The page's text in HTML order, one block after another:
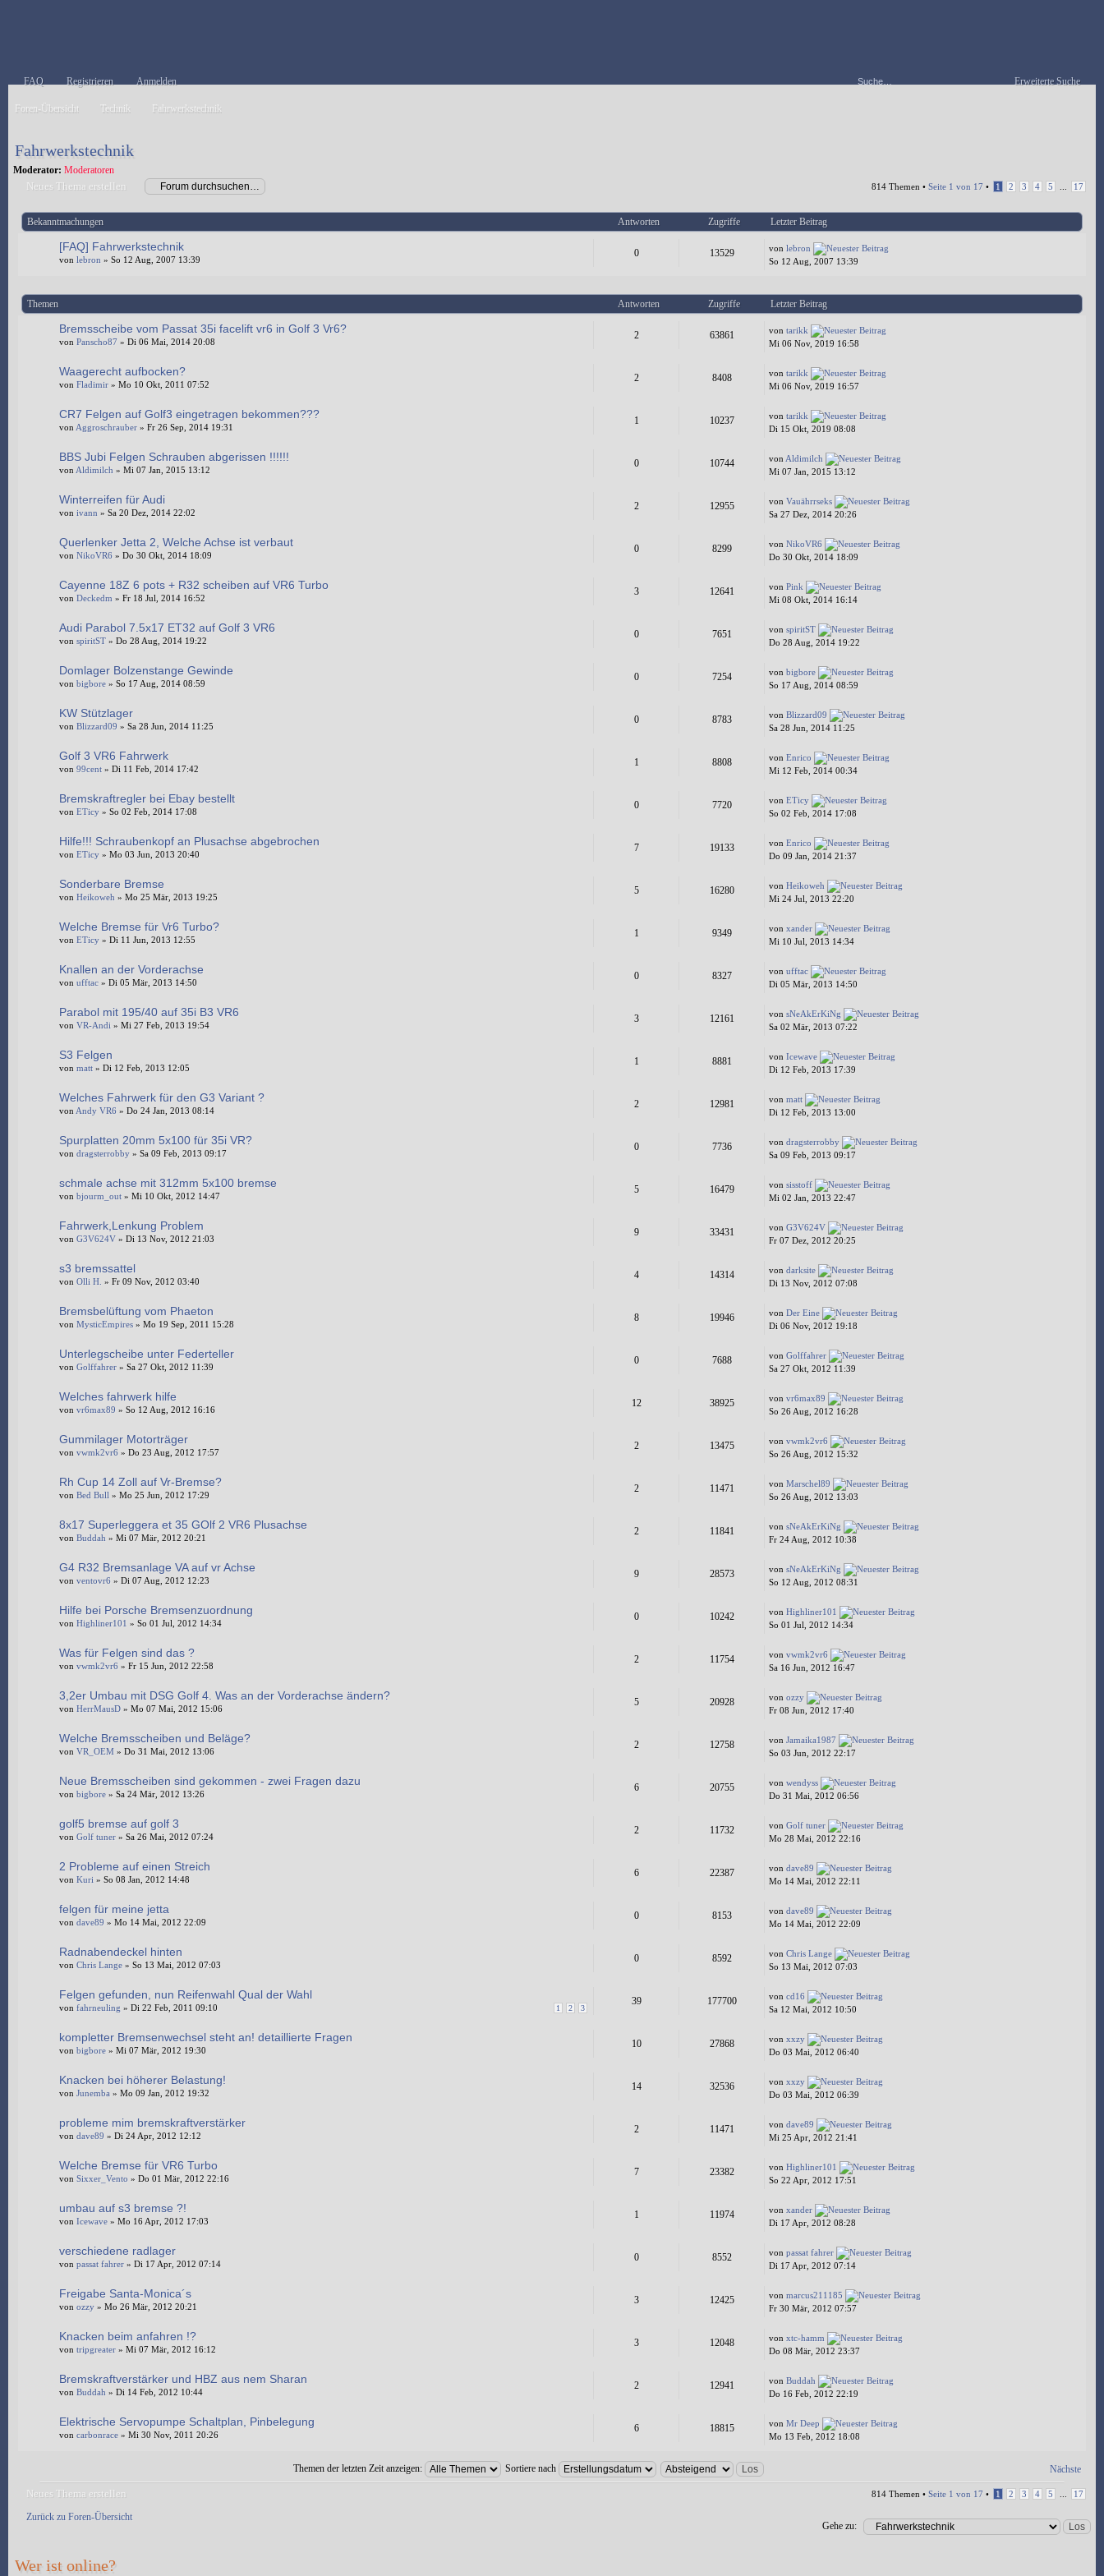
FAQ Registrieren Anmelden Erweiterte Suche
Foren-Übersicht Technik Fahrwerkstechnik
Fahrwerkstechnik
Moderator: Moderatoren
Neues Thema erstellen 814 Themen • Seite 1 von 17 • 1 2 3 4 5 17
Bekanntmachungen Antworten Zugriffe Letzter Beitrag
[FAQ] Fahrwerkstechnik
von lebron » So 12 Aug, 2007 13:39
0 13529 vonlebron
So 12 Aug, 2007 13:39
Themen Antworten Zugriffe Letzter Beitrag
Bremsscheibe vom Passat 35i facelift vr6 in Golf 3 Vr6?
von Panscho87 » Di 06 Mai, 2014 20:08
2 63861 vontarikk
Mi 06 Nov, 2019 16:58
Waagerecht aufbocken?
von Fladimir » Mo 10 Okt, 2011 07:52
2 8408 vontarikk
Mi 06 Nov, 2019 16:57
CR7 Felgen auf Golf3 eingetragen bekommen???
von Aggroschrauber » Fr 26 Sep, 2014 19:31
1 10237 vontarikk
Di 15 Okt, 2019 08:08
BBS Jubi Felgen Schrauben abgerissen !!!!!!
von Aldimilch » Mi 07 Jan, 2015 13:12
0 10744 von Aldimilch
Mi 07 Jan, 2015 13:12
Winterreifen für Audi
von ivann » Sa 20 Dez, 2014 22:02
2 12955 vonVauährrseks
Sa 27 Dez, 2014 20:26
Querlenker Jetta 2, Welche Achse ist verbaut
von NikoVR6 » Do 30 Okt, 2014 18:09
0 8299 vonNikoVR6
Do 30 Okt, 2014 18:09
Cayenne 18Z 6 pots + R32 scheiben auf VR6 Turbo
von Deckedm » Fr 18 Jul, 2014 16:52
3 12641 vonPink
Mi 08 Okt, 2014 16:14
Audi Parabol 7.5x17 ET32 auf Golf 3 VR6
von spiritST » Do 28 Aug, 2014 19:22
0 7651 vonspiritST
Do 28 Aug, 2014 19:22
Domlager Bolzenstange Gewinde
von bigbore » So 17 Aug, 2014 08:59
0 7254 vonbigbore
So 17 Aug, 2014 08:59
KW Stützlager
von Blizzard09 » Sa 28 Jun, 2014 11:25
0 8783 vonBlizzard09
Sa 28 Jun, 2014 11:25
Golf 3 VR6 Fahrwerk
von 99cent » Di 11 Feb, 2014 17:42
1 8808 vonEnrico
Mi 12 Feb, 2014 00:34
Bremskraftregler bei Ebay bestellt
von ETicy » So 02 Feb, 2014 17:08
0 7720 vonETicy
So 02 Feb, 2014 17:08
Hilfe!!! Schraubenkopf an Plusachse abgebrochen
von ETicy » Mo 03 Jun, 2013 20:40
7 19133 vonEnrico
Do 09 Jan, 2014 21:37
Sonderbare Bremse
von Heikoweh » Mo 25 Mär, 2013 19:25
5 16280 vonHeikoweh
Mi 24 Jul, 2013 22:20
Welche Bremse für Vr6 Turbo?
von ETicy » Di 11 Jun, 2013 12:55
1 9349 vonxander
Mi 10 Jul, 2013 14:34
Knallen an der Vorderachse
von ufftac » Di 05 Mär, 2013 14:50
0 8327 vonufftac
Di 05 Mär, 2013 14:50
Parabol mit 195/40 auf 35i B3 VR6
von VR-Andi » Mi 27 Feb, 2013 19:54
3 12161 vonsNeAkErKiNg
Sa 02 Mär, 2013 07:22
S3 Felgen
von matt » Di 12 Feb, 2013 12:05
1 8881 vonIcewave
Di 12 Feb, 2013 17:39
Welches Fahrwerk für den G3 Variant ?
von Andy VR6 » Do 24 Jan, 2013 08:14
2 12981 vonmatt
Di 12 Feb, 2013 13:00
Spurplatten 20mm 5x100 für 35i VR?
von dragsterrobby » Sa 09 Feb, 2013 09:17
0 7736 vondragsterrobby
Sa 09 Feb, 2013 09:17
schmale achse mit 312mm 5x100 bremse
von bjourm_out » Mi 10 Okt, 2012 14:47
5 16479 vonsisstoff
Mi 02 Jan, 2013 22:47
Fahrwerk,Lenkung Problem
von G3V624V » Di 13 Nov, 2012 21:03
9 33431 vonG3V624V
Fr 07 Dez, 2012 20:25
s3 bremssattel
von Olli H. » Fr 09 Nov, 2012 03:40
4 14314 vondarksite
Di 13 Nov, 2012 07:08
Bremsbelüftung vom Phaeton
von MysticEmpires » Mo 19 Sep, 2011 15:28
8 19946 vonDer Eine
Di 06 Nov, 2012 19:18
Unterlegscheibe unter Federteller
von Golffahrer » Sa 27 Okt, 2012 11:39
0 7688 vonGolffahrer
Sa 27 Okt, 2012 11:39
Welches fahrwerk hilfe
von vr6max89 » So 12 Aug, 2012 16:16
12 38925 vonvr6max89
So 26 Aug, 2012 16:28
Gummilager Motorträger
von vwmk2vr6 » Do 23 Aug, 2012 17:57
2 13475 vonvwmk2vr6
So 26 Aug, 2012 15:32
Rh Cup 14 Zoll auf Vr-Bremse?
von Bed Bull » Mo 25 Jun, 2012 17:29
2 11471 vonMarschel89
So 26 Aug, 2012 13:03
8x17 Superleggera et 35 GOlf 2 VR6 Plusachse
von Buddah » Mi 07 Mär, 2012 20:21
2 11841 vonsNeAkErKiNg
Fr 24 Aug, 2012 10:38
G4 R32 Bremsanlage VA auf vr Achse
von ventovr6 » Di 07 Aug, 2012 12:23
9 28573 vonsNeAkErKiNg
So 12 Aug, 2012 08:31
Hilfe bei Porsche Bremsenzuordnung
von Highliner101 » So 01 Jul, 2012 14:34
0 10242 vonHighliner101
So 01 Jul, 2012 14:34
Was für Felgen sind das ?
von vwmk2vr6 » Fr 15 Jun, 2012 22:58
2 11754 vonvwmk2vr6
Sa 16 Jun, 2012 16:47
3,2er Umbau mit DSG Golf 4. Was an der Vorderachse ändern?
von HerrMausD » Mo 07 Mai, 2012 15:06
5 20928 vonozzy
Fr 08 Jun, 2012 17:40
Welche Bremsscheiben und Beläge?
von VR_OEM » Do 31 Mai, 2012 13:06
2 12758 vonJamaika1987
So 03 Jun, 2012 22:17
Neue Bremsscheiben sind gekommen - zwei Fragen dazu
von bigbore » Sa 24 Mär, 2012 13:26
6 20755 vonwendyss
Do 31 Mai, 2012 06:56
golf5 bremse auf golf 3
von Golf tuner » Sa 26 Mai, 2012 07:24
2 11732 vonGolf tuner
Mo 28 Mai, 2012 22:16
2 Probleme auf einen Streich
von Kuri » So 08 Jan, 2012 14:48
6 22387 vondave89
Mo 14 Mai, 2012 22:11
felgen für meine jetta
von dave89 » Mo 14 Mai, 2012 22:09
0 8153 vondave89
Mo 14 Mai, 2012 22:09
Radnabendeckel hinten
von Chris Lange » So 13 Mai, 2012 07:03
0 8592 vonChris Lange
So 13 Mai, 2012 07:03
Felgen gefunden, nun Reifenwahl Qual der Wahl
1 2 3
von fahrneuling » Di 22 Feb, 2011 09:10
39 177700 voncd16
Sa 12 Mai, 2012 10:50
kompletter Bremsenwechsel steht an! detaillierte Fragen
von bigbore » Mi 07 Mär, 2012 19:30
10 27868 vonxxzy
Do 03 Mai, 2012 06:40
Knacken bei höherer Belastung!
von Junemba » Mo 09 Jan, 2012 19:32
14 32536 vonxxzy
Do 03 Mai, 2012 06:39
probleme mim bremskraftverstärker
von dave89 » Di 24 Apr, 2012 12:12
2 11471 vondave89
Mi 25 Apr, 2012 21:41
Welche Bremse für VR6 Turbo
von Sixxer_Vento » Do 01 Mär, 2012 22:16
7 23382 vonHighliner101
So 22 Apr, 2012 17:51
umbau auf s3 bremse ?!
von Icewave » Mo 16 Apr, 2012 17:03
1 11974 vonxander
Di 17 Apr, 2012 08:28
verschiedene radlager
von passat fahrer » Di 17 Apr, 2012 07:14
0 8552 vonpassat fahrer
Di 17 Apr, 2012 07:14
Freigabe Santa-Monica´s
von ozzy » Mo 26 Mär, 2012 20:21
3 12425 vonmarcus211185
Fr 30 Mär, 2012 07:57
Knacken beim anfahren !?
von tripgreater » Mi 07 Mär, 2012 16:12
3 12048 vonxtc-hamm
Do 08 Mär, 2012 23:37
Bremskraftverstärker und HBZ aus nem Sharan
von Buddah » Di 14 Feb, 2012 10:44
2 12941 vonBuddah
Do 16 Feb, 2012 22:19
Elektrische Servopumpe Schaltplan, Pinbelegung
von carbonrace » Mi 30 Nov, 2011 20:26
6 18815 vonMr Deep
Mo 13 Feb, 2012 18:08
Nächste
Themen der letzten Zeit anzeigen: Sortiere nach
Neues Thema erstellen 814 Themen • Seite 1 von 17 • 1 2 3 4 5 17
Zurück zu Foren-Übersicht
Gehe zu:
Wer ist online?